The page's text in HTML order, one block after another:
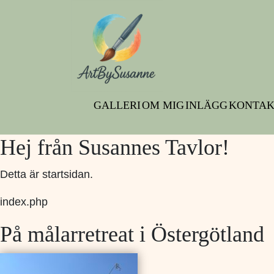
GALLERIOM MIGINLÄGG
Hej från Susannes Tavlor!
Detta är startsidan.
index.php
På målarretreat i Östergötland